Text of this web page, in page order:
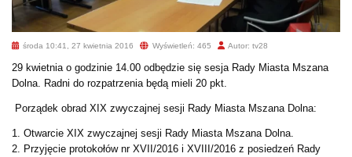
środa 10:41, 27 kwietnia 2016 Wyświetleń: 465 Autor: tv28
29 kwietnia o godzinie 14.00 odbędzie się sesja Rady Miasta Mszana
Dolna. Radni do rozpatrzenia będą mieli 20 pkt.
Porządek obrad XIX zwyczajnej sesji Rady Miasta Mszana Dolna:
1. Otwarcie XIX zwyczajnej sesji Rady Miasta Mszana Dolna.
2. Przyjęcie protokołów nr XVII/2016 i XVIII/2016 z posiedzeń Rady